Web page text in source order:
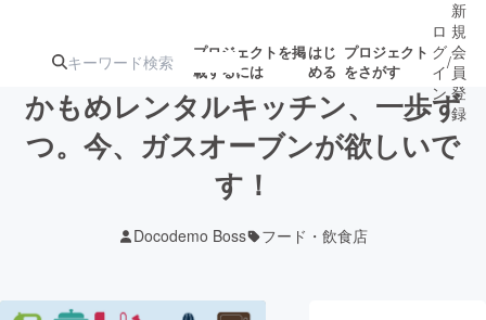
プロジェクトを掲
載するには
はじ
める
プロジェクト
をさがす
注目の新着プロ
ロ
グ
イ
ン
/
新
規
会
員
登
録
かもめレンタルキッチン、一歩ず
つ。今、ガスオーブンが欲しいで
す！
Docodemo Boss フード・飲食店